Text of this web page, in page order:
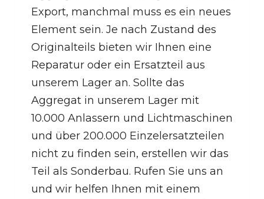
Export, manchmal muss es ein neues
Element sein. Je nach Zustand des
Originalteils bieten wir Ihnen eine
Reparatur oder ein Ersatzteil aus
unserem Lager an. Sollte das
Aggregat in unserem Lager mit
10.000 Anlassern und Lichtmaschinen
und über 200.000 Einzelersatzteilen
nicht zu finden sein, erstellen wir das
Teil als Sonderbau. Rufen Sie uns an
und wir helfen Ihnen mit einem